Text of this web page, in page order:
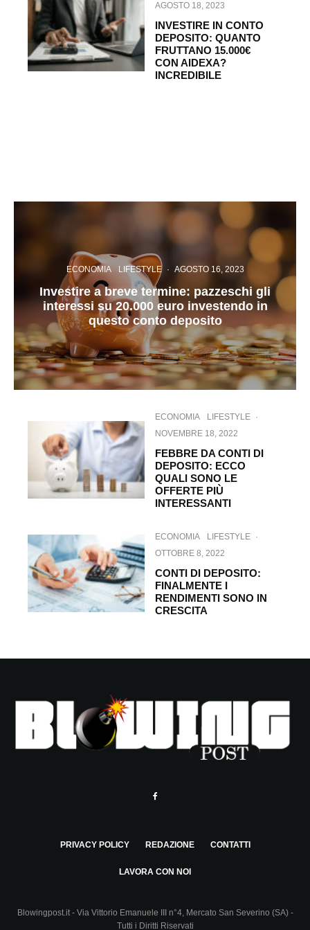
AGOSTO 18, 2023
INVESTIRE IN CONTO
DEPOSITO: QUANTO
FRUTTANO 15.000€
CON AIDEXA?
INCREDIBILE
ECONOMIA LIFESTYLE · AGOSTO 16, 2023
Investire a breve termine: pazzeschi gli
interessi su 20.000 euro investendo in
questo conto deposito
ECONOMIA LIFESTYLE ·
NOVEMBRE 18, 2022
FEBBRE DA CONTI DI
DEPOSITO: ECCO
QUALI SONO LE
OFFERTE PIÙ
INTERESSANTI
ECONOMIA LIFESTYLE ·
OTTOBRE 8, 2022
CONTI DI DEPOSITO:
FINALMENTE I
RENDIMENTI SONO IN
CRESCITA
PRIVACY POLICY REDAZIONE CONTATTI
LAVORA CON NOI
Blowingpost.it - Via Vittorio Emanuele III n°4, Mercato San Severino (SA) -
Tutti i Diritti Riservati